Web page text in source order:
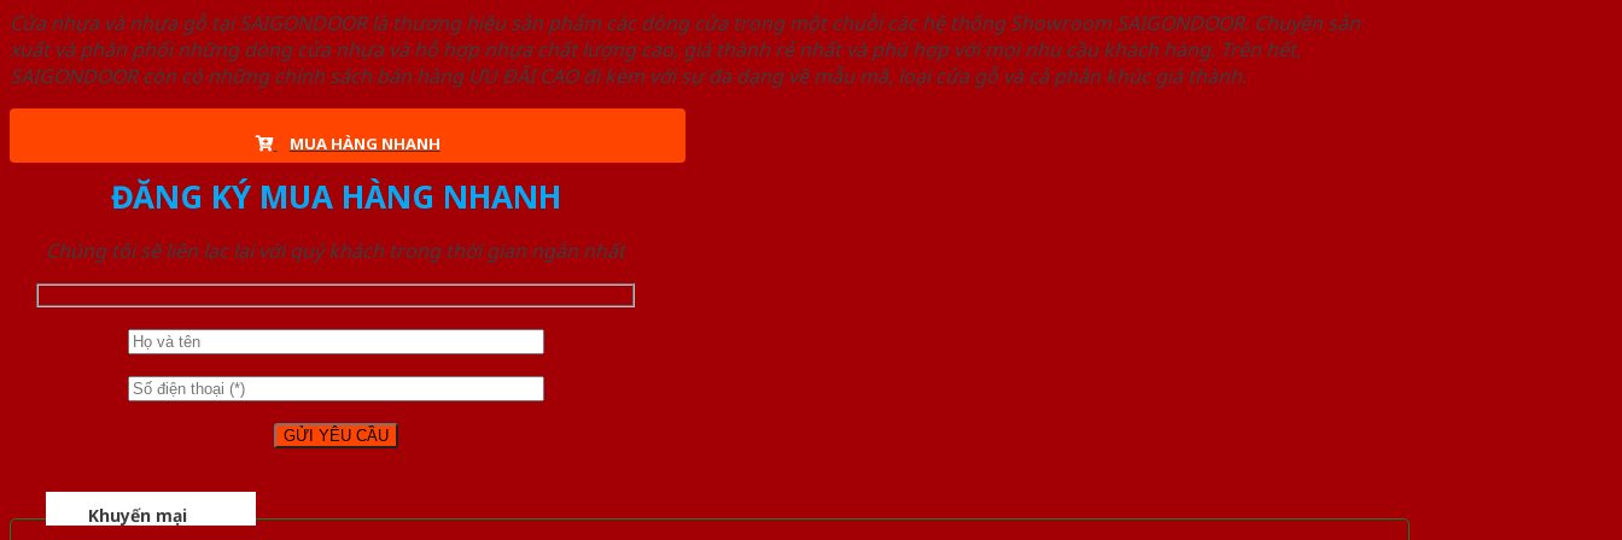
Cửa nhựa và nhựa gỗ tại SAIGONDOOR là thương hiệu sản phẩm các dòng cửa trong một chuỗi các hệ thống Showroom SAIGONDOOR. Chuyên sản
xuất và phân phối những dòng cửa nhựa và hỗ hợp nhựa chất lượng cao, giá thành rẻ nhất và phù hợp với mọi nhu cầu khách hàng. Trên hết,
SAIGONDOOR còn có những chính sách bán hàng ƯU ĐÃI CAO đi kèm với sự đa dạng về mẫu mã, loại cửa gỗ và cả phân khúc giá thành.
MUA HÀNG NHANH
ĐĂNG KÝ MUA HÀNG NHANH
Chúng tôi sẽ liên lạc lại với quý khách trong thời gian ngắn nhất
Khuyến mại